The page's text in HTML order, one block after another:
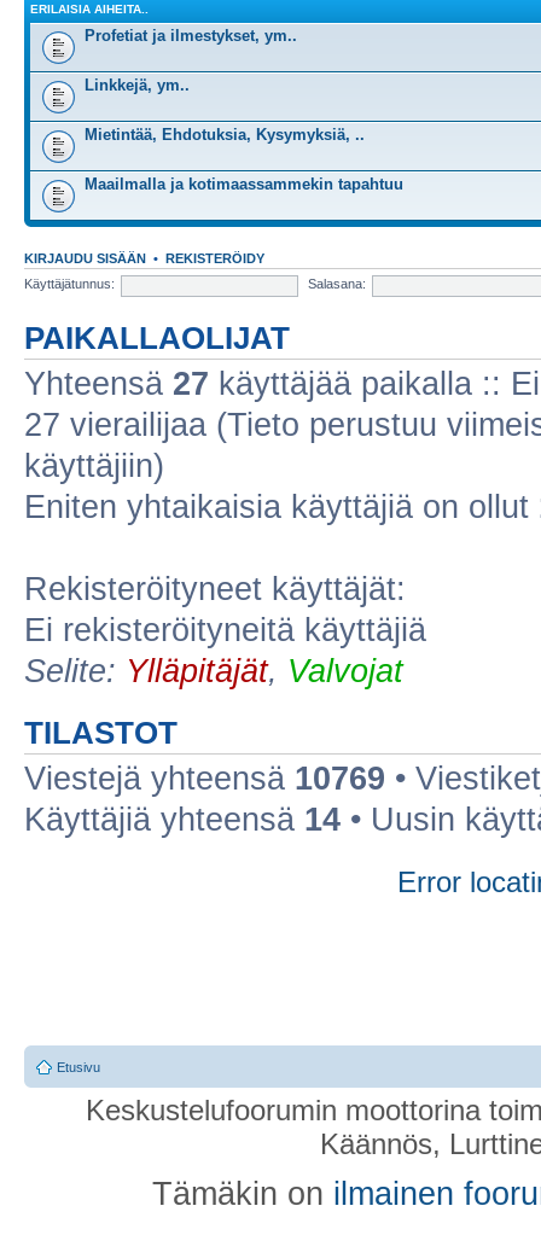
ERILAISIA AIHEITA..
Profetiat ja ilmestykset, ym..
Linkkejä, ym..
Mietintää, Ehdotuksia, Kysymyksiä, ..
Maailmalla ja kotimaassammekin tapahtuu
KIRJAUDU SISÄÄN • REKISTERÖIDY
Käyttäjätunnus:
Salasana:
PAIKALLAOLIJAT
Yhteensä 27 käyttäjää paikalla ::
27 vierailijaa (Tieto perustuu
käyttäjiin)
Eniten yhtaikaisia käyttäjiä on ollut
Rekisteröityneet käyttäjät:
Ei rekisteröityneitä käyttäjiä
Selite: Ylläpitäjät, Valvojat
TILASTOT
Viestejä yhteensä 10769 •
Käyttäjiä yhteensä 14 • Uusin
Error
Etusivu
Keskustelufoorumin moottorina
Käännös,
Tämäkin on ilmainen